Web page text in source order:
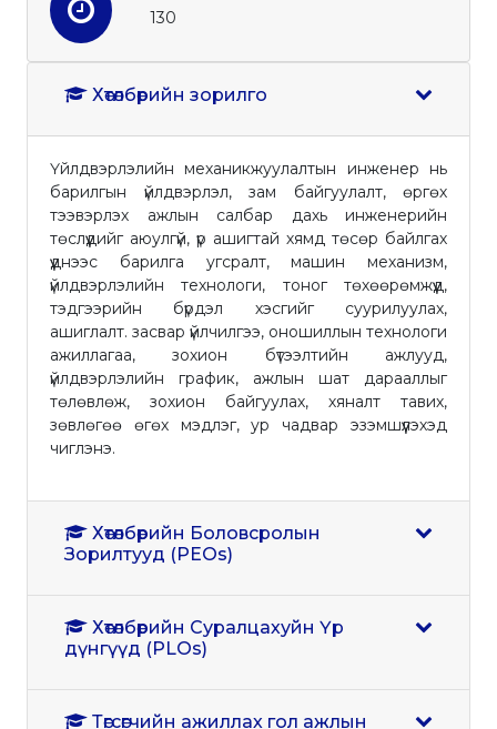
130
Хөтөлбөрийн зорилго
Үйлдвэрлэлийн механикжуулалтын инженер нь
барилгын үйлдвэрлэл, зам байгуулалт, өргөх
тээвэрлэх ажлын салбар дахь инженерийн
төслүүдийг аюулгүй, үр ашигтай хямд төсөр байлгах
үүднээс барилга угсралт, машин механизм,
үйлдвэрлэлийн технологи, тоног төхөөрөмжүүд,
тэдгээрийн бүрдэл хэсгийг суурилуулах,
ашиглалт. засвар үйлчилгээ, оношиллын технологи
ажиллагаа, зохион бүтээлтийн ажлууд,
үйлдвэрлэлийн график, ажлын шат дарааллыг
төлөвлөж, зохион байгуулах, хяналт тавих,
зөвлөгөө өгөх мэдлэг, ур чадвар эзэмшүүлэхэд
чиглэнэ.
Зорилтууд (PEOs)
дүнгүүд (PLOs)